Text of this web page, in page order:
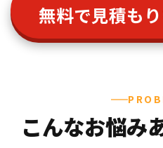
無料で見積も
こんなお悩み